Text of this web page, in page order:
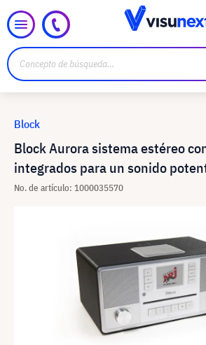
Block Aurora sistema estéreo
integrados para un sonido
No. de artículo: 1000035570
Block